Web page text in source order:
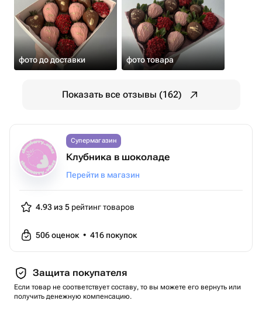
фото до доставки фото товара
Показать все отзывы (162)
Супермагазин
Клубника в шоколаде
Перейти в магазин
4.93 из 5 рейтинг товаров
506оценок • 416 покупок
Защита покупателя
Если товар не соответствует составу, то вы можете его вернуть или
получить денежную компенсацию.